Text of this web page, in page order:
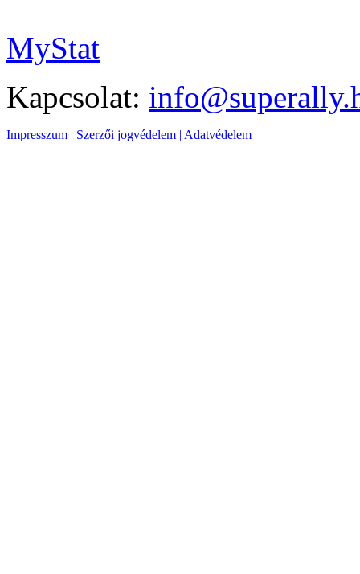
MyStat
Kapcsolat:
Impresszum | Szerzői jogvédelem | Adatvédelem